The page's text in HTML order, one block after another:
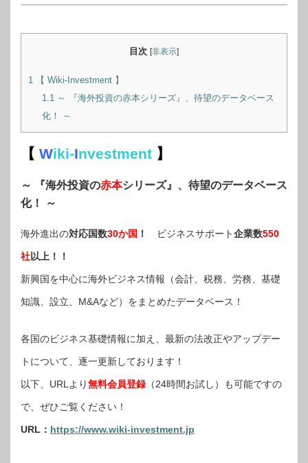
目次 [非表示]
1 【 Wiki-Investment 】
1.1～ 『海外投資の赤本シリーズ』、待望のデータベース
化！ ～
【 Wiki-Investment 】
～ 『海外投資の赤本シリーズ』、待望のデータベース
化！ ～
海外進出の対応国数30か国 ！ ビジネスサポート企業数550
社以上！！
新興国を中心に海外ビジネス情報（会計、税務、労務、基礎
知識、設立、M&Aなど）をまとめたデータベース！
各国のビジネス基礎情報に加え、最新の法改正やアップデー
トについて、逐一更新しております！
以下、URLより無料会員登録 （24時間お試し）も可能ですの
で、ぜひご覧ください！
URL： https://www.wiki-investment.jp